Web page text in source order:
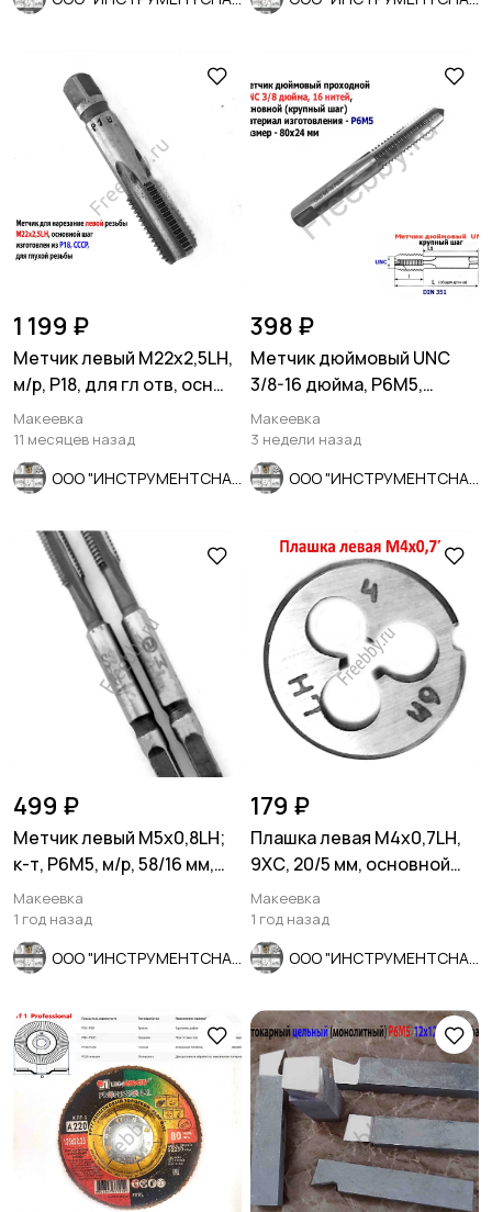
1 199 ₽
Метчик левый М22х2,5LH,
м/р, Р18, для гл отв, осн
шаг, 112/37 мм, СССР
Макеевка
11 месяцев назад
398 ₽
Метчик дюймовый UNC
3/8-16 дюйма, Р6М5,
штучный, 16 ниток 80/24
мм.
Макеевка
3 недели назад
499 ₽
Метчик левый М5х0,8LH;
к-т, Р6М5, м/р, 58/16 мм,
основной шаг.
Макеевка
1 год назад
179 ₽
Плашка левая М4х0,7LH,
9ХС, 20/5 мм, основной
шаг, ГОСТ 9740-71.
Макеевка
1 год назад